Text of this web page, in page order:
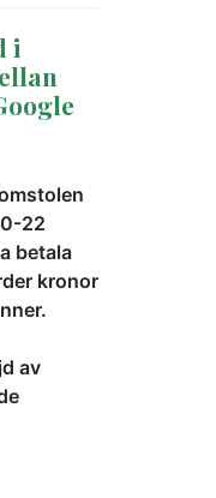
i
22
betala
kronor
av